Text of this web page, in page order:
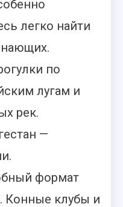
легко найти
по
лугам и
рек.
—
формат
Конные клубы и